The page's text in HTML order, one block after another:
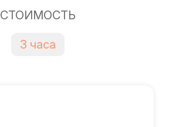
СТОИМОСТЬ
3 часа